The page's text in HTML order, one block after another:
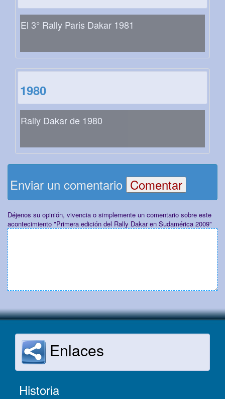
El 3° Rally Paris Dakar 1981
1980
Rally Dakar de 1980
Enviar un comentario
Déjenos su opinión, vivencia o simplemente un comentario sobre este
acontecimiento "Primera edición del Rally Dakar en Sudamérica 2009"
Enlaces
Historia